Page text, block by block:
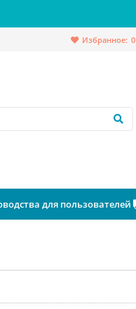
Избранное: 0
для пользователей